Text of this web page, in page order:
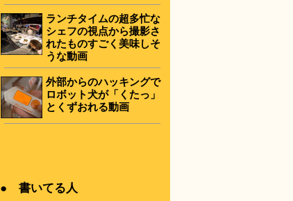
ランチタイムの超多忙な
シェフの視点から撮影さ
れたものすごく美味しそ
うな動画
外部からのハッキングで
ロボット犬が「くたっ」
とくずおれる動画
● 書いてる人